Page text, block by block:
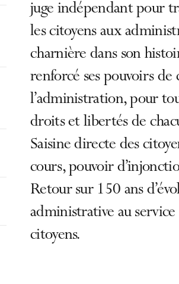
juge indépendant pour
les citoyens aux
charnière dans son
renforcé ses pouvoirs
l’administration, pour
droits et libertés de
Saisine directe des
cours, pouvoir
Retour sur 150 ans
administrative au
citoyens.